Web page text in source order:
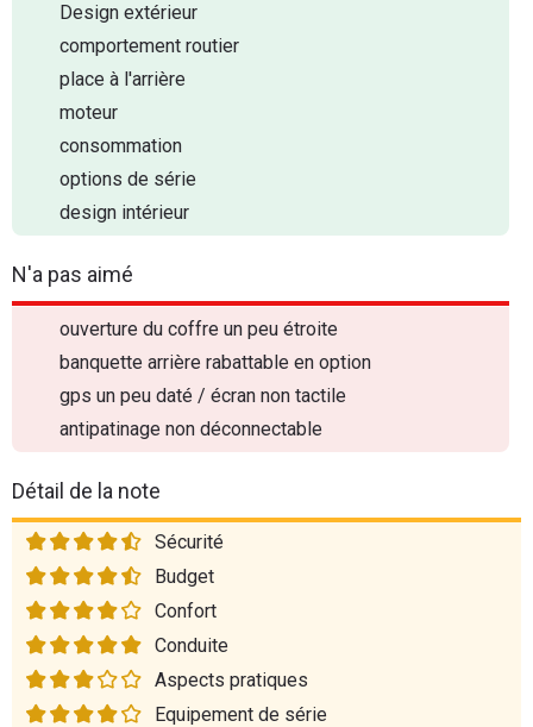
Design extérieur
comportement routier
place à l'arrière
moteur
consommation
options de série
design intérieur
N'a pas aimé
ouverture du coffre un peu étroite
banquette arrière rabattable en option
gps un peu daté / écran non tactile
antipatinage non déconnectable
Détail de la note
Sécurité
Budget
Confort
Conduite
Aspects pratiques
Equipement de série